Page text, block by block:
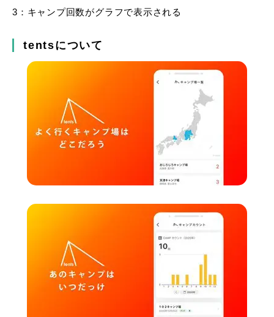
3：キャンプ回数がグラフで表示される
tentsについて